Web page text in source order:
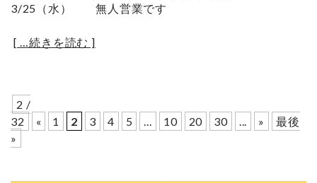
3/25（水） 無人営業です
[ …続きを読む ]
2 /
32
« 1 2 3 4 5 ... 10 20 30 ... »
最後
»